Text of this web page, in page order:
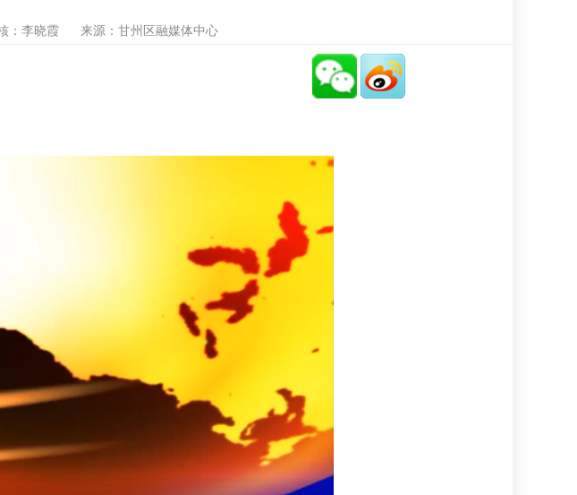
：李晓霞 来源：甘州区融媒体中心